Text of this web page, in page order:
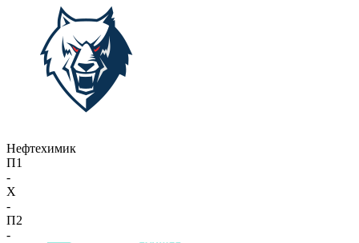
Нефтехимик
П1
-
X
-
П2
-